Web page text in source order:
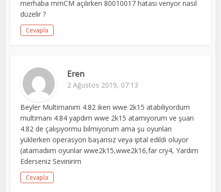
merhaba mmCM açılırken 80010017 hatası veriyor nasıl
düzelir ?
Cevapla
Eren
2 Ağustos 2019, 07:13
Beyler Multimanım 4.82 iken wwe 2k15 atabiliyordum
multimanı 4.84 yapdım wwe 2k15 atamıyorum ve şuan
4.82 de çalışıyormu bilmiyorum ama şu oyunları
yüklerken operasyon başarısız veya iptal edildi oluyor
(atamadıım oyunlar wwe2k15,wwe2k16,far cry4, Yardım
Ederseniz Sevinirim
Cevapla